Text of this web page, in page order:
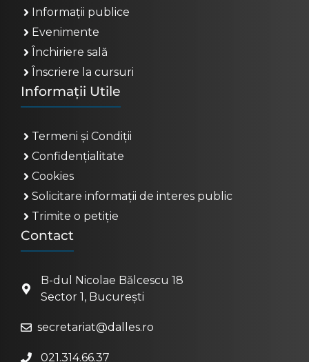
Informații publice
Evenimente
Închiriere sală
Înscriere la cursuri
Informații Utile
Termeni și Condiții
Confidențialitate
Cookies
Solicitare informații de interes public
Trimite o petiție
Contact
B-dul Nicolae Bălcescu 18
Sector 1, București
secretariat@dalles.ro
021.314.66.37